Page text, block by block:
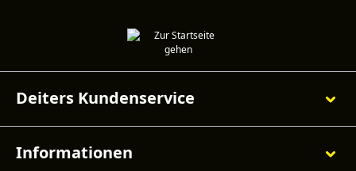
Deiters Kundenservice
Informationen